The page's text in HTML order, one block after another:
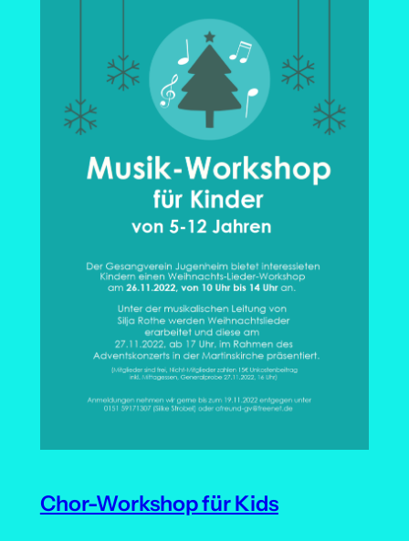
Chor-Workshop für Kids